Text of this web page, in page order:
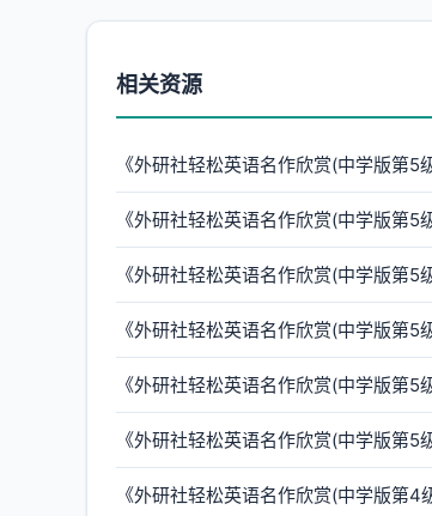
相关资源
《外研社轻松英语名作欣赏(中学版
《外研社轻松英语名作欣赏(中学版第
《外研社轻松英语名作欣赏(中学版第
《外研社轻松英语名作欣赏(中学版第
《外研社轻松英语名作欣赏(中学版第
《外研社轻松英语名作欣赏(中学版第
《外研社轻松英语名作欣赏(中学版第